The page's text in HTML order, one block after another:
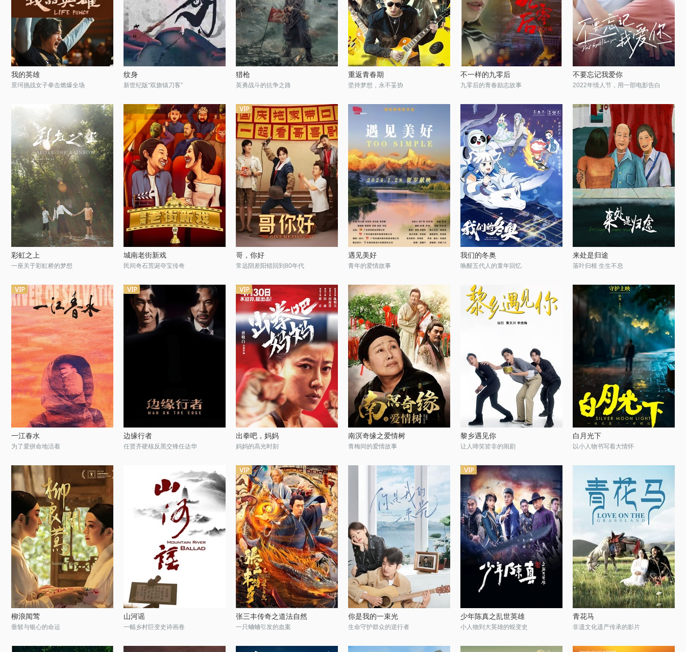
我的英雄
景珂挑战女子拳击燃爆全场
纹身
新世纪版“双旗镇刀客”
猎枪
英勇战斗的抗争之路
重返青春期
坚持梦想，永不妥协
不一样的九零后
九零后的青春励志故事
不要忘记我爱你
2022年情人节，用一部电影告白
彩虹之上
一座关于彩虹桥的梦想
城南老街新戏
民间奇石荒诞夺宝传奇
哥，你好
常远阴差阳错回到80年代
遇见美好
青年的爱情故事
我们的冬奥
唤醒五代人的童年回忆
来处是归途
落叶归根 生生不息
一江春水
为了爱拼命地活着
边缘行者
任贤齐硬核反黑交锋任达华
出拳吧，妈妈
妈妈的高光时刻
南溟奇缘之爱情树
青梅间的爱情故事
黎乡遇见你
让人啼笑皆非的闹剧
白月光下
以小人物书写着大情怀
柳浪闻莺
垂髫与银心的命运
山河谣
一幅乡村巨变史诗画卷
张三丰传奇之道法自然
一只蛐蛐引发的血案
你是我的一束光
生命守护群众的逆行者
少年陈真之乱世英雄
小人物到大英雄的蜕变史
青花马
非遗文化遗产传承的影片